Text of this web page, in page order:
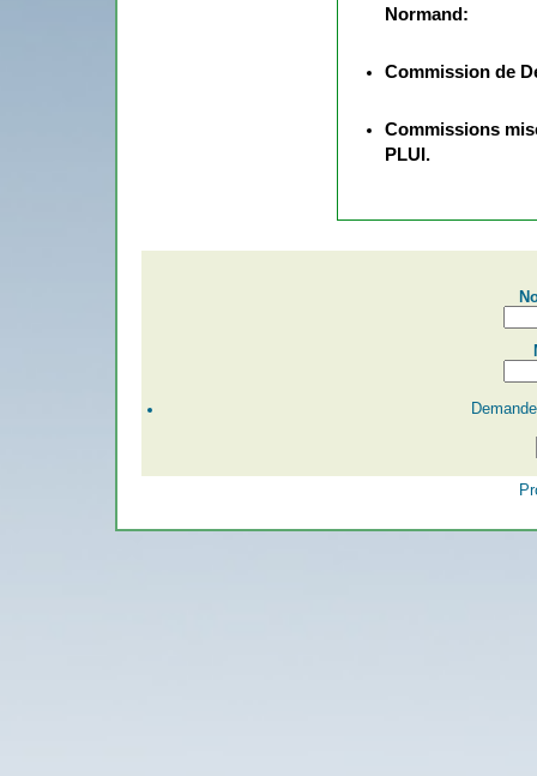
Normand:
Commission de
Commissions
PLUI.